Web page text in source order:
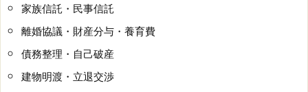
家族信託・民事信託
離婚協議・財産分与・養育費
債務整理・自己破産
建物明渡・立退交渉